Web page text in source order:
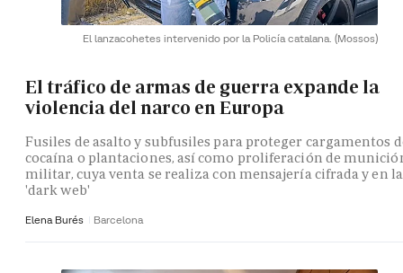
El lanzacohetes intervenido por la Policía catalana. (Mossos)
El tráfico de armas de guerra expande la
violencia del narco en Europa
Fusiles de asalto y subfusiles para proteger cargamentos
cocaína o plantaciones, así como proliferación de
militar, cuya venta se realiza con mensajería cifrada y en la
'dark web'
Elena Burés Barcelona